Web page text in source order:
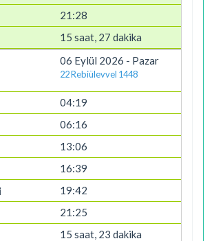
21:28
15 saat, 27 dakika
06 Eylül 2026 - Pazar
22 Rebiülevvel 1448
04:19
06:16
13:06
16:39
19:42
21:25
15 saat, 23 dakika